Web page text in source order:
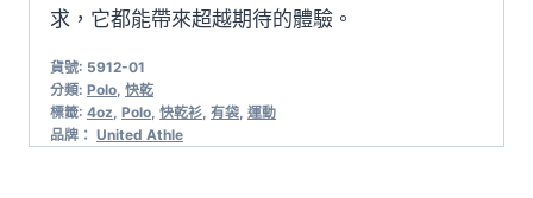
求，它都能帶來超越期待的體驗。
貨號: 5912-01
分類: Polo 快乾
標籤: 4oz Polo 快乾衫 有袋 運動
品牌： United Athle